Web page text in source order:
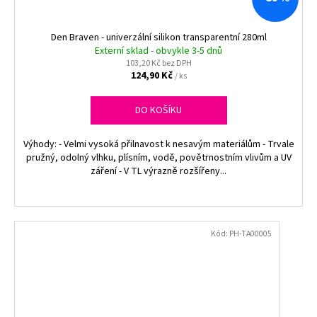
Den Braven - univerzální silikon transparentní 280ml
Externí sklad - obvykle 3-5 dnů
103,20 Kč bez DPH
124,90 Kč/ ks
DO KOŠÍKU
Výhody: - Velmi vysoká přilnavost k nesavým materiálům - Trvale
pružný, odolný vlhku, plísním, vodě, povětrnostním vlivům a UV
záření - V TL výrazně rozšířeny...
Kód: PH-TA00005